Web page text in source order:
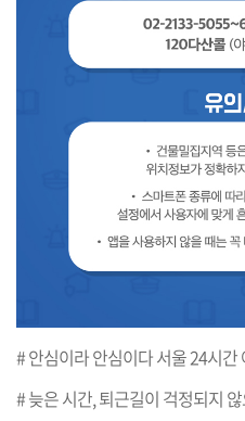
# 안심이라 안심이다 서울 24시간
# 늦은 시간, 퇴근길이 걱정되지